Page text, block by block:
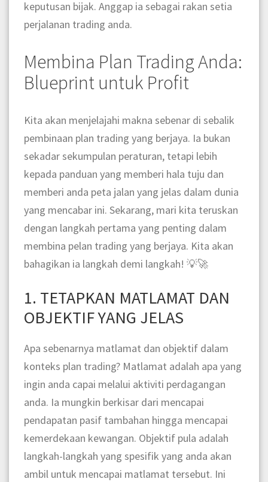
keputusan bijak. Anggap ia sebagai rakan setia
perjalanan trading anda.
Membina Plan Trading Anda:
Blueprint untuk Profit
Kita akan menjelajahi makna sebenar di sebalik
pembinaan plan trading yang berjaya. Ia bukan
sekadar sekumpulan peraturan, tetapi lebih
kepada panduan yang memberi hala tuju dan
memberi anda peta jalan yang jelas dalam dunia
yang mencabar ini. Sekarang, mari kita teruskan
dengan langkah pertama yang penting dalam
membina pelan trading yang berjaya. Kita akan
bahagikan ia langkah demi langkah! 💡🚀
1. TETAPKAN MATLAMAT DAN
OBJEKTIF YANG JELAS
Apa sebenarnya matlamat dan objektif dalam
konteks plan trading? Matlamat adalah apa yang
ingin anda capai melalui aktiviti perdagangan
anda. Ia mungkin berkisar dari mencapai
pendapatan pasif tambahan hingga mencapai
kemerdekaan kewangan. Objektif pula adalah
langkah-langkah yang spesifik yang anda akan
ambil untuk mencapai matlamat tersebut. Ini